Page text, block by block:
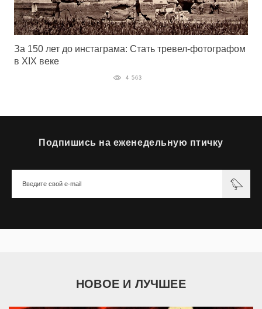
За 150 лет до инстаграма: Стать тревел-фотографом
в XIX веке
4 563
Подпишись на еженедельную птичку
НОВОЕ И ЛУЧШЕЕ